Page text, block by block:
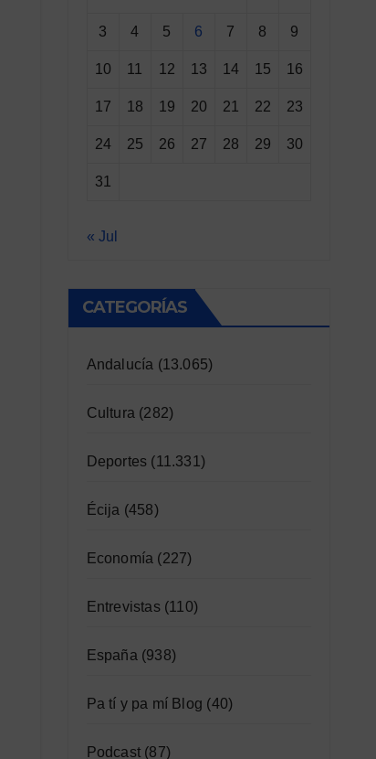
3 4 5 6 7 8 9
10 11 12 13 14 15 16
17 18 19 20 21 22 23
24 25 26 27 28 29 30
31
« Jul
CATEGORÍAS
Andalucía (13.065)
Cultura (282)
Deportes (11.331)
Écija (458)
Economía (227)
Entrevistas(110)
España (938)
Pa tí y pa mí Blog (40)
Podcast(87)